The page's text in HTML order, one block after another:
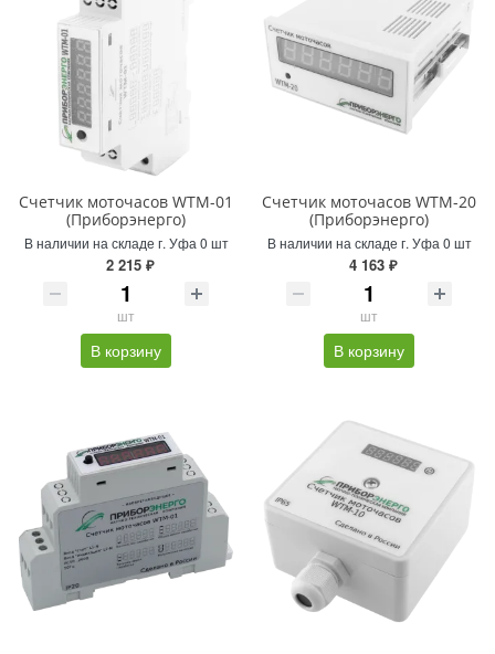
Счетчик моточасов WTM-01
(Приборэнерго)
В наличии на складе г. Уфа 0 шт
2 215 ₽
шт
В корзину
Счетчик моточасов WTM-20
(Приборэнерго)
В наличии на складе г. Уфа 0 шт
4 163 ₽
шт
В корзину